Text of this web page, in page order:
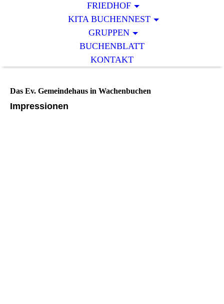
FRIEDHOF
KITA BUCHENNEST
GRUPPEN
BUCHENBLATT
KONTAKT
Das Ev. Gemeindehaus in Wachenbuchen
Impressionen